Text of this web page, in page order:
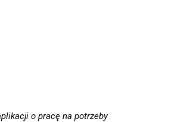
o pracę na potrzeby